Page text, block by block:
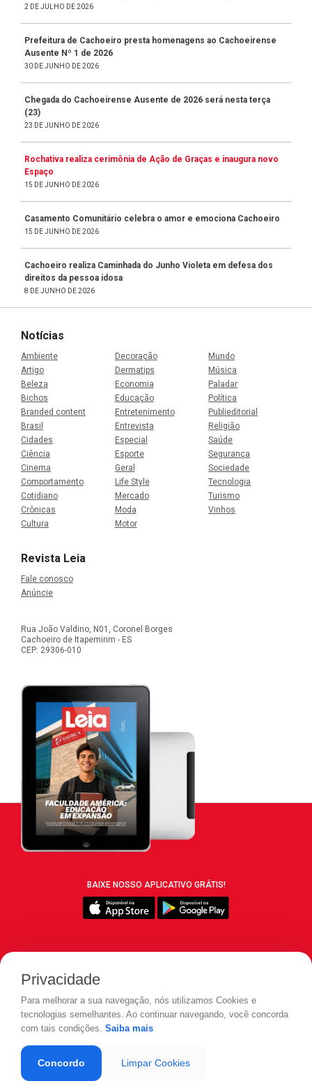
2 DE JULHO DE 2026
Prefeitura de Cachoeiro presta homenagens ao Cachoeirense
Ausente Nº 1 de 2026
30 DE JUNHO DE 2026
Chegada do Cachoeirense Ausente de 2026 será nesta terça
(23)
23 DE JUNHO DE 2026
Rochativa realiza cerimônia de Ação de Graças e inaugura novo
Espaço
15 DE JUNHO DE 2026
Casamento Comunitário celebra o amor e emociona Cachoeiro
15 DE JUNHO DE 2026
Cachoeiro realiza Caminhada do Junho Violeta em defesa dos
direitos da pessoa idosa
8 DE JUNHO DE 2026
Notícias
Ambiente
Artigo
Beleza
Bichos
Branded content
Brasil
Cidades
Ciência
Cinema
Comportamento
Cotidiano
Crônicas
Cultura
Decoração
Dermatips
Economia
Educação
Entretenimento
Entrevista
Especial
Esporte
Geral
Life Style
Mercado
Moda
Motor
Mundo
Música
Paladar
Política
Publieditorial
Religião
Saúde
Segurança
Sociedade
Tecnologia
Turismo
Vinhos
Revista Leia
Fale conosco
Anúncie
Rua João Valdino, N01, Coronel Borges
Cachoeiro de Itapemirim - ES
CEP: 29306-010
BAIXE NOSSO APLICATIVO GRÁTIS!
Privacidade
Para melhorar a sua navegação, nós utilizamos Cookies e
tecnologias semelhantes. Ao continuar navegando, você concorda
com tais condições. Saiba mais
Concordo Limpar Cookies